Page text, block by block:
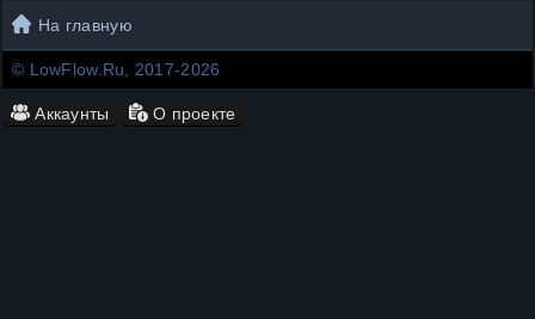
На главную
© LowFlow.Ru, 2017-2026
Аккаунты О проекте